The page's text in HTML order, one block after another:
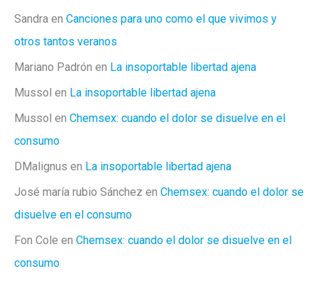
Sandra en Canciones para uno como el que vivimos y
otros tantos veranos
Mariano Padrón en La insoportable libertad ajena
Mussol en La insoportable libertad ajena
Mussol en Chemsex: cuando el dolor se disuelve en el
consumo
DMalignus en La insoportable libertad ajena
José maría rubio Sánchez en Chemsex: cuando el dolor se
disuelve en el consumo
Fon Cole en Chemsex: cuando el dolor se disuelve en el
consumo